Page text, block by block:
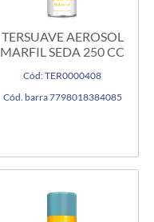
TERSUAVE AEROSOL
MARFIL SEDA 250 CC
Cód: TER0000408
Cód. barra 7798018384085